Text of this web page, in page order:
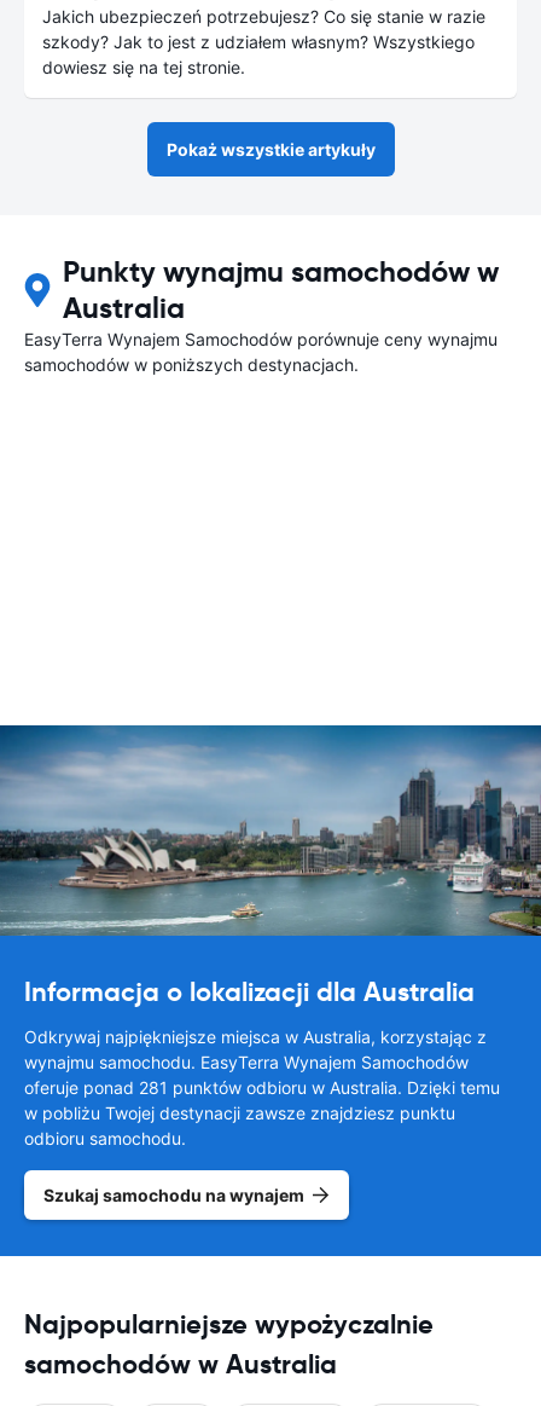
Jakich ubezpieczeń potrzebujesz? Co się stanie w razie
szkody? Jak to jest z udziałem własnym? Wszystkiego
dowiesz się na tej stronie.
Pokaż wszystkie artykuły
Punkty wynajmu samochodów w
Australia
EasyTerra Wynajem Samochodów porównuje ceny wynajmu
samochodów w poniższych destynacjach.
Informacja o lokalizacji dla Australia
Odkrywaj najpiękniejsze miejsca w Australia, korzystając z
wynajmu samochodu. EasyTerra Wynajem Samochodów
oferuje ponad 281 punktów odbioru w Australia. Dzięki temu
w pobliżu Twojej destynacji zawsze znajdziesz punktu
odbioru samochodu.
Szukaj samochodu na wynajem
Najpopularniejsze wypożyczalnie
samochodów w Australia